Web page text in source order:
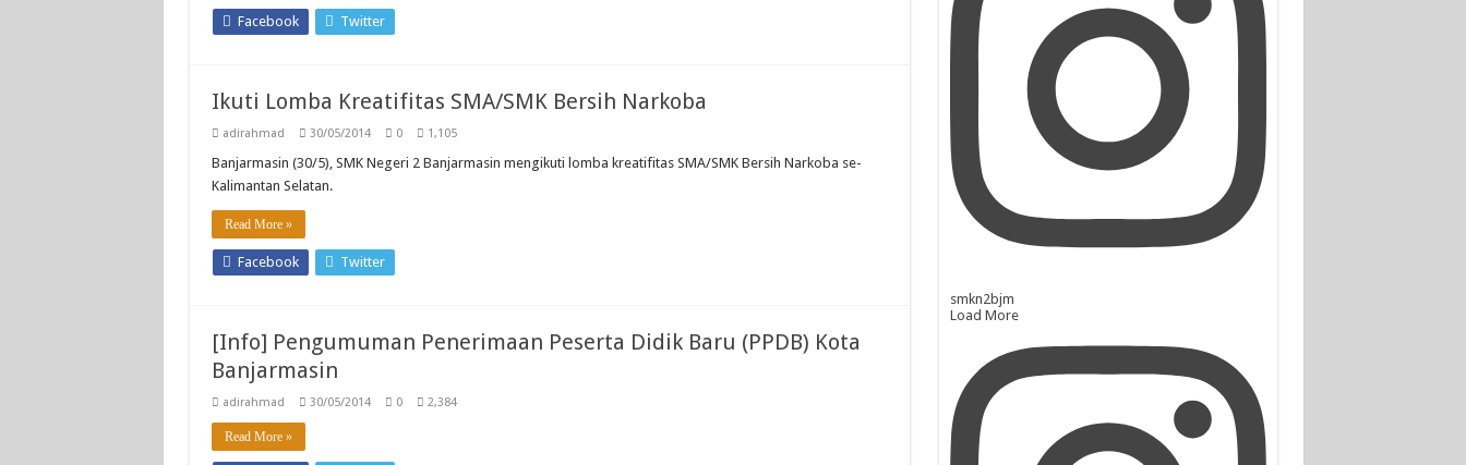
Facebook Twitter
Ikuti Lomba Kreatifitas SMA/SMK Bersih Narkoba
adirahmad 30/05/2014 0 1,105
Banjarmasin (30/5), SMK Negeri 2 Banjarmasin mengikuti lomba kreatifitas SMA/SMK Bersih Narkoba se-
Kalimantan Selatan.
Read More »
Facebook Twitter
[Info] Pengumuman Penerimaan Peserta Didik Baru (PPDB) Kota
Banjarmasin
adirahmad 30/05/2014 0 2,384
Read More »
smkn2bjm
Load More